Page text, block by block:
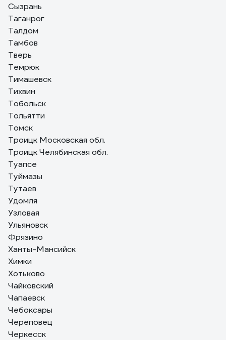
Сызрань
Таганрог
Талдом
Тамбов
Тверь
Темрюк
Тимашевск
Тихвин
Тобольск
Тольятти
Томск
Троицк Московская обл.
Троицк Челябинская обл.
Туапсе
Туймазы
Тутаев
Удомля
Узловая
Ульяновск
Фрязино
Ханты-Мансийск
Химки
Хотьково
Чайковский
Чапаевск
Чебоксары
Череповец
Черкесск